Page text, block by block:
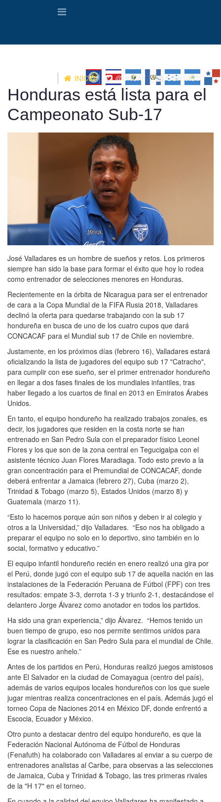
INICIO @UNCAF CONTACTO
Honduras está lista para el
Campeonato Sub-17
José Valladares es un hombre de sueños y retos. Los primeros
siempre han sido la base para formar el éxito que hoy lo rodea
como entrenador de selecciones menores en Honduras.
Recientemente en la órbita de Nicaragua para ser el entrenador
de cara a la Copa Mundial de la FIFA Rusia 2018, Valladares
declinó la oferta para quedarse trabajando con la sub 17
hondureña en busca de uno de los cuatro cupos que dará
CONCACAF para el Mundial sub 17 de Chile en noviembre.
Justamente, en los próximos días (febrero 16), Valladares estará
oficializando la lista de jugadores del equipo sub 17 "Catracho",
para cumplir con ese sueño, ser el primer entrenador hondureño
en llegar a dos fases finales de los mundiales infantiles, tras
haber llegado a los cuartos de final en 2013 en Emiratos Árabes
Unidos.
En tanto, el equipo hondureño ha realizado trabajos zonales, es
decir, los jugadores que residen en la costa norte se han
entrenado en San Pedro Sula con el preparador físico Leonel
Flores y los que son de la zona central en Tegucigalpa con el
asistente técnico Juan Flores Maradiaga. Todo esto previo a la
gran concentración para el Premundial de CONCACAF, donde
deberá enfrentar a Jamaica (febrero 27), Cuba (marzo 2),
Trinidad & Tobago (marzo 5), Estados Unidos (marzo 8) y
Guatemala (marzo 11).
“Esto lo hacemos porque aún son niños y deben ir al colegio y
otros a la Universidad,” dijo Valladares. “Eso nos ha obligado a
preparar el equipo no solo en lo deportivo, sino también en lo
social, formativo y educativo.”
El equipo infantil hondureño recién en enero realizó una gira por
el Perú, donde jugó con el equipo sub 17 de aquella nación en las
instalaciones de la Federación Peruana de Fútbol (FPF) con tres
resultados: empate 3-3, derrota 1-3 y triunfo 2-1, destacándose el
delantero Jorge Álvarez como anotador en todos los partidos.
Ha sido una gran experiencia,” dijo Álvarez. “Hemos tenido un
buen tiempo de grupo, eso nos permite sentirnos unidos para
lograr la clasificación en San Pedro Sula para el mundial de Chile.
Ese es nuestro anhelo.”
Antes de los partidos en Perú, Honduras realizó juegos amistosos
ante El Salvador en la ciudad de Comayagua (centro del país),
además de varios equipos locales hondureños con los que suele
jugar mientras realiza concentraciones en el país. Además jugó el
torneo Copa de Naciones 2014 en México DF, donde enfrentó a
Escocia, Ecuador y México.
Otro punto a destacar dentro del equipo hondureño, es que la
Federación Nacional Autónoma de Fútbol de Honduras
(Fenafuth) ha colaborado con Valladares al enviar a su cuerpo de
entrenadores analistas al Caribe, para observas a las selecciones
de Jamaica, Cuba y Trinidad & Tobago, las tres primeras rivales
de la "H 17" en el torneo.